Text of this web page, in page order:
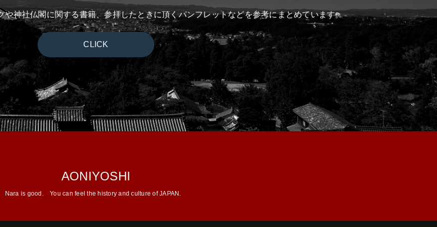
や神社仏閣に関する書籍、参拝したときに頂くパンフレットなどを参考にまとめています。
CLICK
AONIYOSHI
Nara is good. You can feel the history and culture of JAPAN.